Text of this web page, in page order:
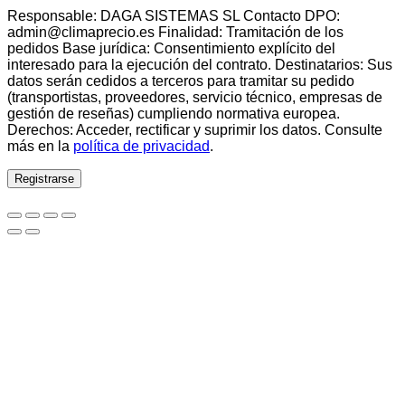
Responsable: DAGA SISTEMAS SL Contacto DPO:
admin@climaprecio.es Finalidad: Tramitación de los
pedidos Base jurídica: Consentimiento explícito del
interesado para la ejecución del contrato. Destinatarios: Sus
datos serán cedidos a terceros para tramitar su pedido
(transportistas, proveedores, servicio técnico, empresas de
gestión de reseñas) cumpliendo normativa europea.
Derechos: Acceder, rectificar y suprimir los datos. Consulte
más en la política de privacidad.
Registrarse